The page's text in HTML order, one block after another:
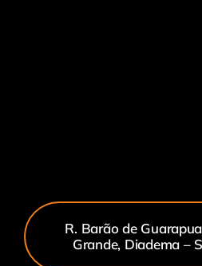
R. Barão de
Grande, Diadema –